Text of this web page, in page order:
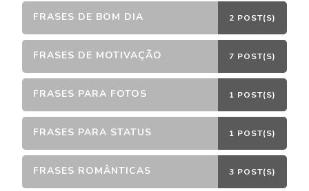
FRASES DE BOM DIA 2 POST(S)
FRASES DE MOTIVAÇÃO 7 POST(S)
FRASES PARA FOTOS 1 POST(S)
FRASES PARA STATUS 1 POST(S)
FRASES ROMÂNTICAS 3 POST(S)